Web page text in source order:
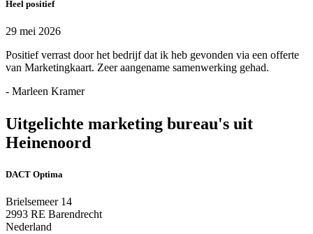
Heel positief
29 mei 2026
Positief verrast door het bedrijf dat ik heb gevonden via een offerte
van Marketingkaart. Zeer aangename samenwerking gehad.
- Marleen Kramer
Uitgelichte marketing bureau's uit
Heinenoord
DACT Optima
Brielsemeer 14
2993 RE Barendrecht
Nederland